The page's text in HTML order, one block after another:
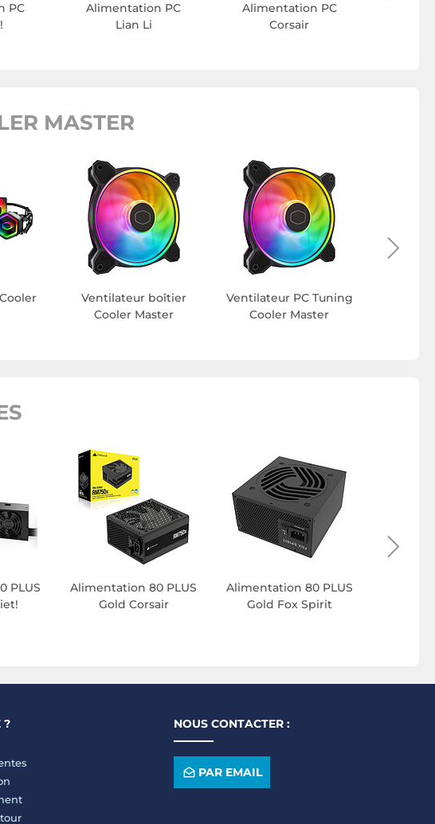
PC
Alimentation PC
Lian Li
Alimentation PC
Corsair
MASTER
Ventilateur boîtier
Cooler Master
Ventilateur PC Tuning
Cooler Master
PLUS
Alimentation 80 PLUS
Gold Corsair
Alimentation 80 PLUS
Gold Fox Spirit
? NOUS CONTACTER :
PAR EMAIL